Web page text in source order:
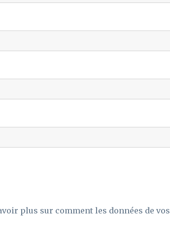
plus sur comment les données de vos